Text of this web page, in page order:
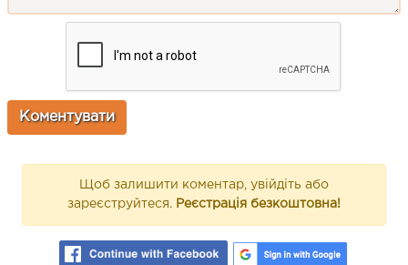
Щоб залишити коментар, увійдіть або
зареєструйтеся. Реєстрація безкоштовна!